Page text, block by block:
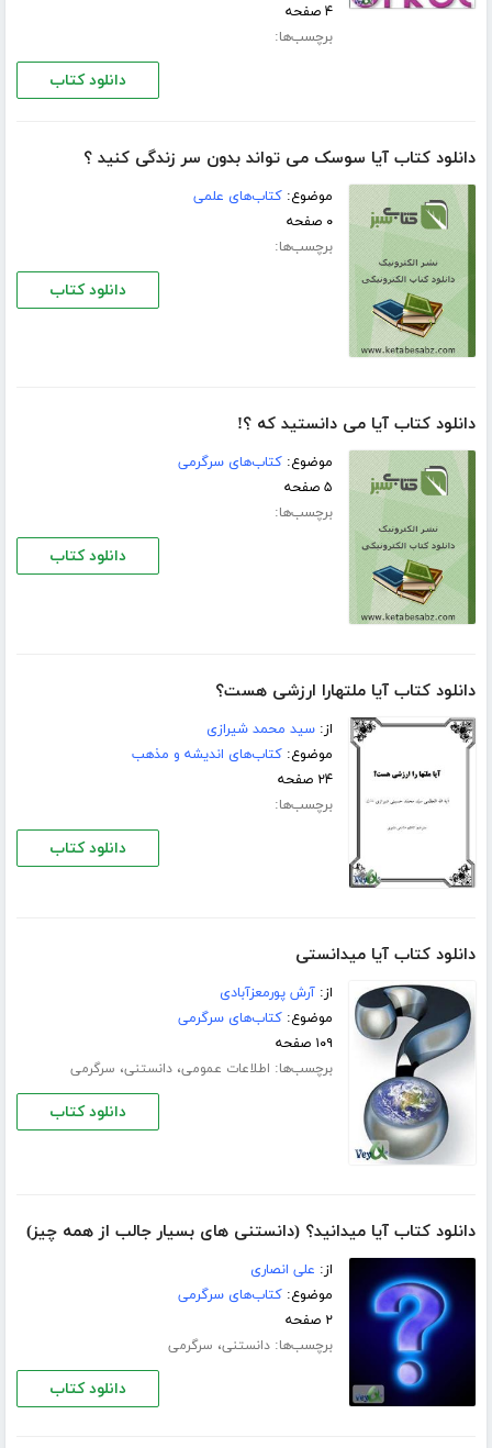
۴ صفحه
برچسب‌ها:
دانلود کتاب
دانلود کتاب آیا سوسک می تواند بدون سر زندگی کنید ؟
موضوع:کتاب‌های علمی
۰ صفحه
برچسب‌ها:
دانلود کتاب
دانلود کتاب آیا می دانستید که ؟!
موضوع:کتاب‌های سرگرمی
۵ صفحه
برچسب‌ها:
دانلود کتاب
دانلود کتاب آیا ملتهارا ارزشی هست؟
از:سید محمد شیرازی
موضوع:کتاب‌های اندیشه و مذهب
۲۴ صفحه
برچسب‌ها:
دانلود کتاب
دانلود کتاب آیا میدانستی
از:آرش پورمعزآبادی
موضوع:کتاب‌های سرگرمی
۱۰۹ صفحه
برچسب‌ها: اطلاعات عمومی،دانستنی، سرگرمی
دانلود کتاب
دانلود کتاب آیا میدانید؟ (دانستنی های بسیار جالب از همه چیز)
از: علی انصاری
موضوع:کتاب‌های سرگرمی
۲ صفحه
برچسب‌ها:دانستنی، سرگرمی
دانلود کتاب